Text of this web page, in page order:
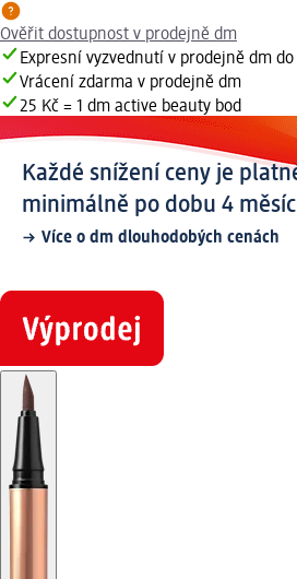
Ověřit dostupnost v prodejně dm
Expresní vyzvednutí v prodejně dm
Vrácení zdarma v prodejně dm
25 Kč = 1 dm active beauty bod
Každé snížení ceny je
minimálně po dobu 4
Více o dm dlouhodobých cenách